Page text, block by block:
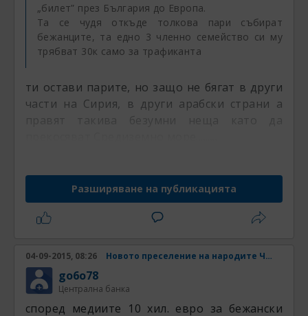
„билет” през България до Европа.
Та се чудя откъде толкова пари събират
бежанците, та едно 3 членно семейство си му
трябват 30к само за трафиканта
ти остави парите, но защо не бягат в други
части на Сирия, в други арабски страни а
правят такива безумни неща като да
Разширяване на публикацията
04-09-2015, 08:26 Новото преселение на народите Част 4
go6o78
Централна банка
според медиите 10 хил. евро за бежански